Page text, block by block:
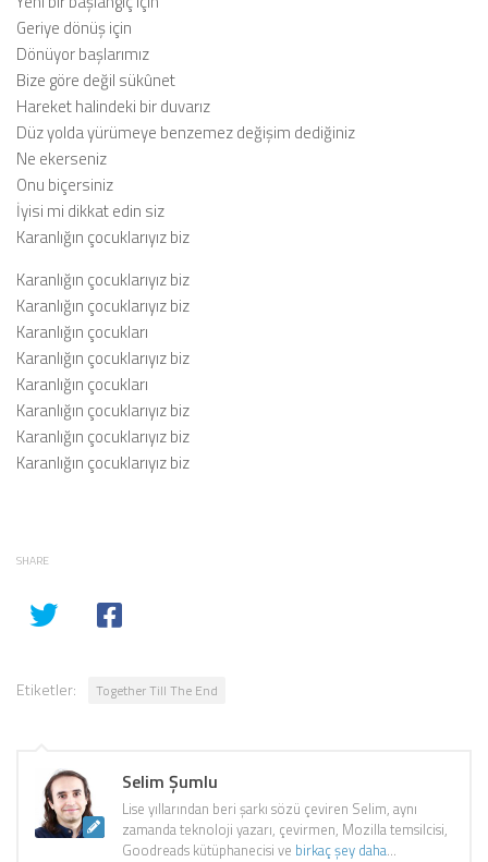
Geriye dönüş için
Dönüyor başlarımız
Bize göre değil sükûnet
Hareket halindeki bir duvarız
Düz yolda yürümeye benzemez değişim dediğiniz
Ne ekerseniz
Onu biçersiniz
İyisi mi dikkat edin siz
Karanlığın çocuklarıyız biz
Karanlığın çocuklarıyız biz
Karanlığın çocuklarıyız biz
Karanlığın çocukları
Karanlığın çocuklarıyız biz
Karanlığın çocukları
Karanlığın çocuklarıyız biz
Karanlığın çocuklarıyız biz
Karanlığın çocuklarıyız biz
SHARE
Etiketler: Together Till The End
Selim Şumlu
Lise yıllarından beri şarkı sözü çeviren Selim, aynı
zamanda teknoloji yazarı, çevirmen, Mozilla temsilcisi,
Goodreads kütüphanecisi ve birkaç şey daha...